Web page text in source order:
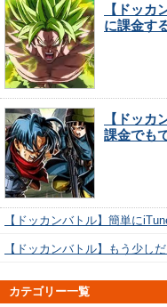
【ドッカ
に課金す
【ドッカ
課金でも
【ドッカンバトル】簡単に
【ドッカンバトル】もう少し
カテゴリー一覧